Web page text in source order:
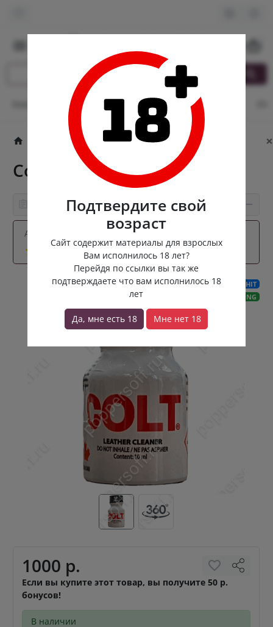
Подтвердите свой
возраст
Сайт содержит материалы для взрослых
Вам исполнилось 18 лет?
Перейдя по ссылки вы так же
подтверждаете что вам исполнилось 18
лет
Да, мне есть 18 Мне нет 18
Оплата и доставка Кэшбек
×
Попперсы Канадские попперсы Colt
Colt
Информация о товаре
Артикул:
2 отзывов
HIT
LONG
1000 р.
Если вы купите этот товар, вы получите 50 р.
бонусов!
В наличии